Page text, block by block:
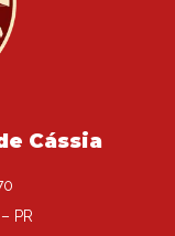
Cássia
PR